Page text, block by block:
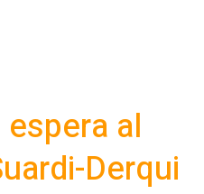
al
Derqui